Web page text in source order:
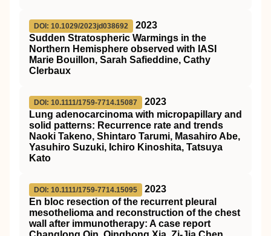
DOI: 10.1029/2023jd038692
2023
Sudden Stratospheric Warmings in the
Northern Hemisphere observed with IASI
Marie Bouillon, Sarah Safieddine, Cathy
Clerbaux
DOI: 10.1111/1759-7714.15087
2023
Lung adenocarcinoma with micropapillary and
solid patterns: Recurrence rate and trends
Naoki Takeno, Shintaro Tarumi, Masahiro Abe,
Yasuhiro Suzuki, Ichiro Kinoshita, Tatsuya
Kato
DOI: 10.1111/1759-7714.15095
2023
En bloc resection of the recurrent pleural
mesothelioma and reconstruction of the chest
wall after immunotherapy: A case report